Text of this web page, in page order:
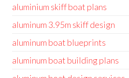
aluminium skiff boat plans
aluminum 3.95m skiff design
aluminum boat blueprints
aluminum boat building plans